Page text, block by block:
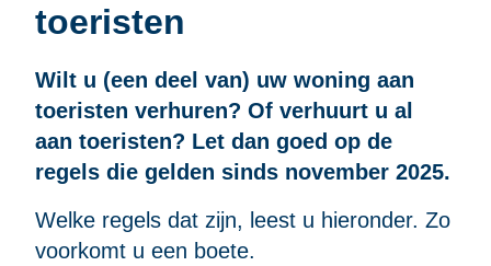
toeristen
Wilt u (een deel van) uw woning aan
toeristen verhuren? Of verhuurt u al
aan toeristen? Let dan goed op de
regels die gelden sinds november 2025.
Welke regels dat zijn, leest u hieronder. Zo
voorkomt u een boete.